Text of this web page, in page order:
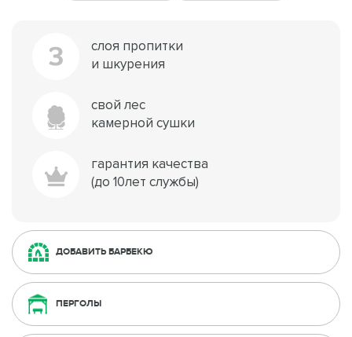
3
слоя пропитки
и шкурения
свой лес
камерной сушки
гарантия качества
(до 10лет службы)
ДОБАВИТЬ БАРБЕКЮ
ПЕРГОЛЫ